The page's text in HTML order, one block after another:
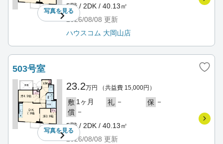
写真を見る
5階 / 2DK / 40.13㎡
2026/08/08 更新
ハウスコム 大岡山店
503号室
写真を見る
23.2万円 （共益費 15,000円）
敷 1ヶ月 礼 － 保 －
償 －
5階 / 2DK / 40.13㎡
2026/08/08 更新